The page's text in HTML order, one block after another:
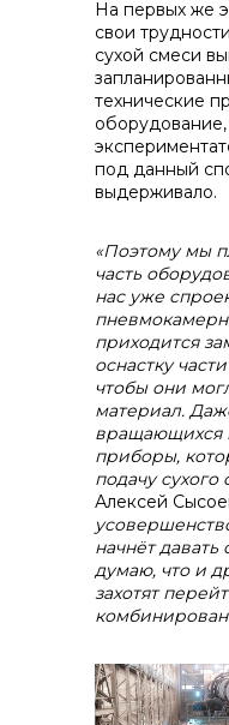
На первых же
свои
сухой смеси
технические
под данный
выдерживало.
«Поэтому мы
часть
нас уже
приходится
оснастку
чтобы они
материал.
вращающихся
приборы,
подачу сухого
Алексей
начнёт давать
думаю, что и
захотят